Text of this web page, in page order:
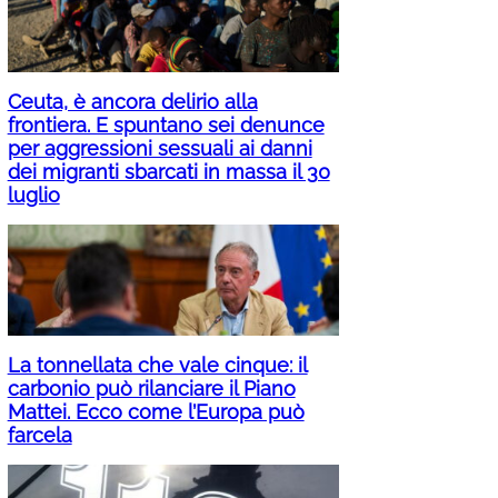
Ceuta, è ancora delirio alla
frontiera. E spuntano sei denunce
per aggressioni sessuali ai danni
dei migranti sbarcati in massa il 30
luglio
La tonnellata che vale cinque: il
carbonio può rilanciare il Piano
Mattei. Ecco come l’Europa può
farcela